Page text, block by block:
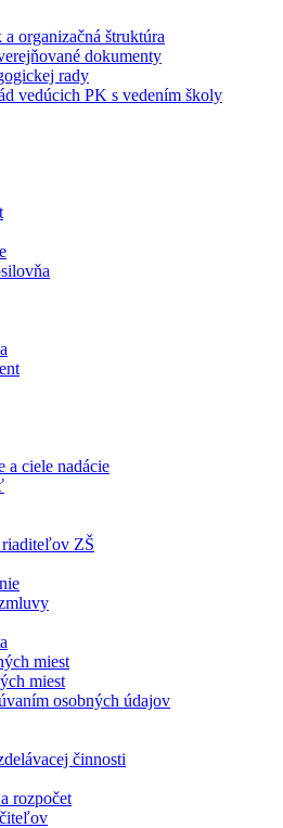
organizačná štruktúra
dokumenty
rady
vedúcich PK s vedením školy
a ciele nadácie
ZŠ
miest
miest
osobných údajov
činnosti
rozpočet